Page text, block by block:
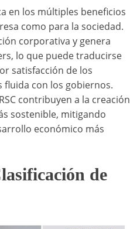
en los múltiples beneficios
como para la sociedad.
corporativa y genera
lo que puede traducirse
satisfacción de los
fluida con los gobiernos.
contribuyen a la creación
sostenible, mitigando
económico más
de